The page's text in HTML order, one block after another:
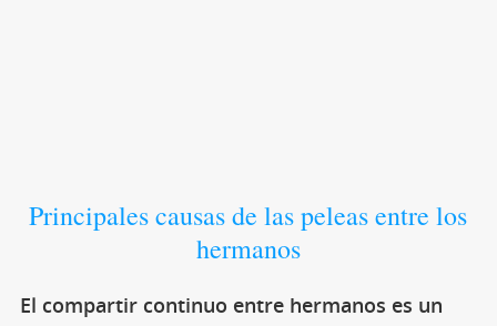
Principales causas de las peleas entre los
hermanos
El compartir continuo entre hermanos es un